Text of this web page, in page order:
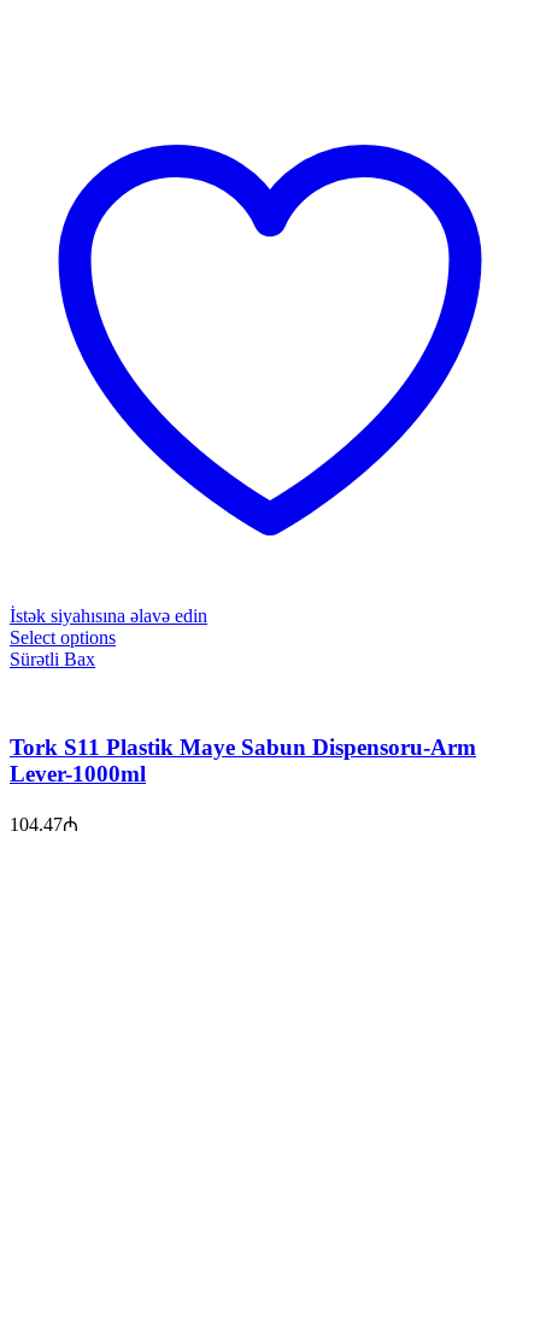
İstək siyahısına əlavə edin
Select options
Sürətli Bax
Tork S11 Plastik Maye Sabun Dispensoru-Arm
Lever-1000ml
104.47₼